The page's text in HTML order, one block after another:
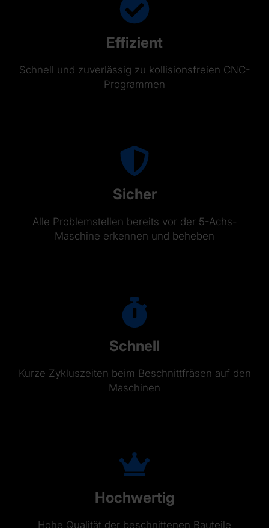
Effizient
Schnell und zuverlässig zu kollisionsfreien CNC-
Programmen
Sicher
Alle Problemstellen bereits vor der 5-Achs-
Maschine erkennen und beheben
Schnell
Kurze Zykluszeiten beim Beschnittfräsen auf den
Maschinen
Hochwertig
Hohe Qualität der beschnittenen Bauteile